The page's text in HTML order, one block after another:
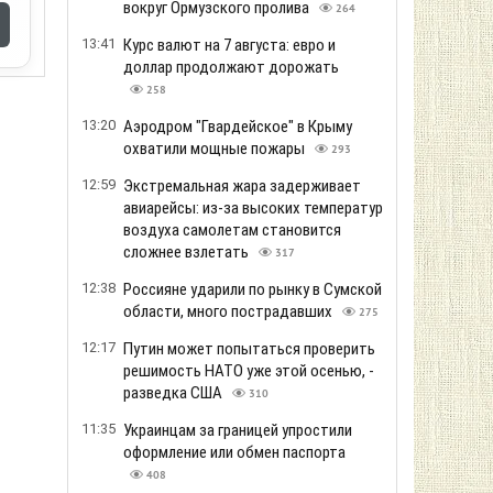
вокруг Ормузского пролива
264
13:41 Курс валют на 7 августа: евро и
доллар продолжают дорожать
258
13:20 Аэродром "Гвардейское" в Крыму
охватили мощные пожары
293
12:59 Экстремальная жара задерживает
авиарейсы: из-за высоких температур
воздуха самолетам становится
сложнее взлетать
317
12:38 Россияне ударили по рынку в Сумской
области, много пострадавших
275
12:17 Путин может попытаться проверить
решимость НАТО уже этой осенью, -
разведка США
310
11:35 Украинцам за границей упростили
оформление или обмен паспорта
408